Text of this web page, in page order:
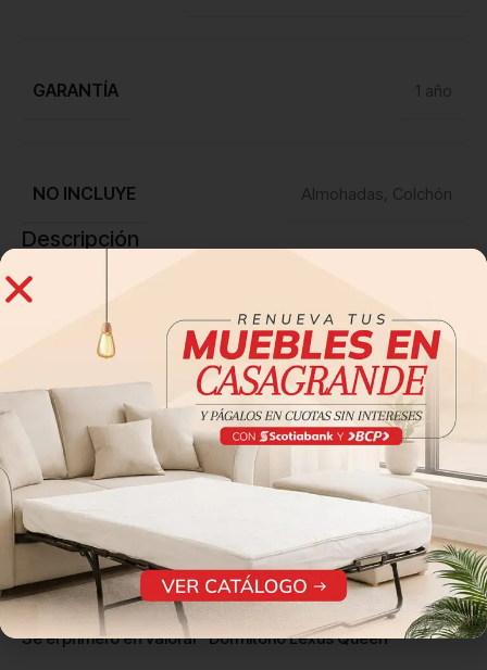
GARANTÍA 1 año
NO INCLUYE Almohadas, Colchón
Descripción
Reseña de clientes
0 reseñas
0
0
0
0
Sé el primero en valorar “Dormitorio Lexus Queen”